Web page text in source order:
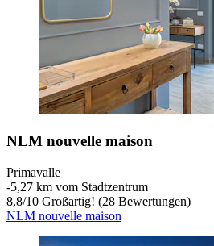
NLM nouvelle maison
Primavalle
‐5,27 km vom Stadtzentrum
8,8/10 Großartig! (28 Bewertungen)
NLM nouvelle maison